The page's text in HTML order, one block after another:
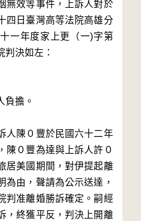
無效等事件，上訴人對於
四日臺灣高等法院高雄分
一年度家上更（一)字第
決如左：
負擔。
人陳０豐於民國六十二年
陳０豐為達與上訴人許０
居美國期間，對伊提起離
為由，聲請為公示送達，
判准離婚勝訴確定。嗣經
，終獲平反，判決上開離